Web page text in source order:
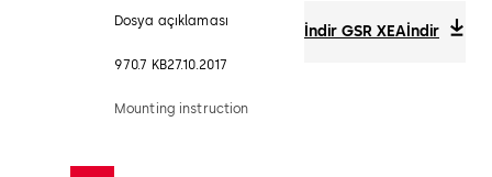
Dosya açıklaması
970.7 KB27.10.2017
Mounting instruction
İndir GSR XEAİndir